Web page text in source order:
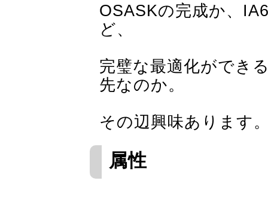
OSASKの完成か、
ど、
完璧な最適化ができ
先なのか。
その辺興味あります
属性